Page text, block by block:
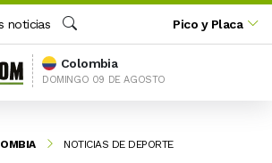
noticias
Buscar
Pico y Placa
Colombia
DOMINGO 09 DE AGOSTO
NOTICIAS DE DEPORTE